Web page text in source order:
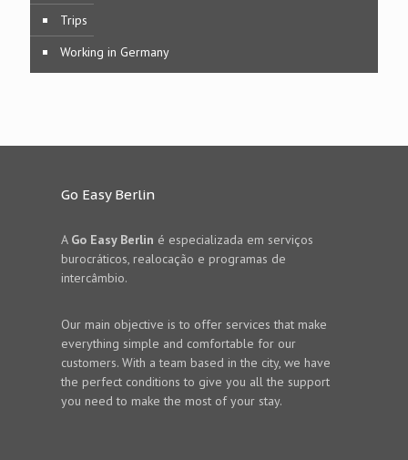
Trips
Working in Germany
Go Easy Berlin
A Go Easy Berlin é especializada em serviços
burocráticos, realocação e programas de
intercâmbio.
Our main objective is to offer services that make
everything simple and comfortable for our
customers. With a team based in the city, we have
the perfect conditions to give you all the support
you need to make the most of your stay.